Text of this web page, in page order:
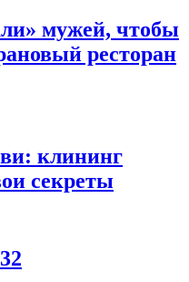
мужей, чтобы
ресторан
клининг
секреты